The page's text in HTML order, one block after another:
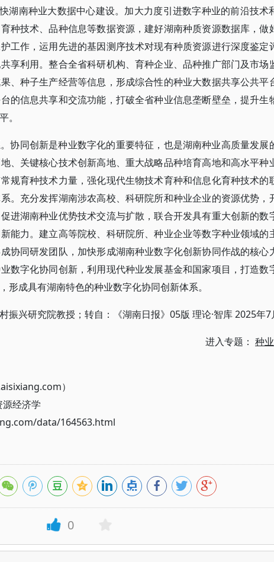
湖南种业大数据中心建设。加大力度引进数字种业的前沿技术
种技术、品种信息等数据资源，建好湖南种质资源数据库，做
工作，运用先进的基因测序技术对现有种质资源进行深度鉴定
享利用。整合全省科研机构、育种企业、品种推广部门及市场
、种子生产经营等信息，形成综合性的种业大数据共享公共平
的信息共享和交流功能，打破全省种业信息垄断壁垒，提升生
。
协同创新是种业数字化的重要特征，也是湖南种业高质量发展
、关键核心技术创新高地、重大战略品种培育高地和高水平种
规育种技术力量，强化现代生物技术育种和信息化育种技术的
。充分发挥湖南涉农高校、科研院所和种业企业的资源优势，
进湖南种业优势技术交流与扩散，联合开发具有重大创新的数
能力。建立高等院校、科研院所、种业企业等数字种业领域的
协同研发团队，加快形成湖南种业数字化创新协同作战的核心
数字化协同创新，利用现代种业发展基金和国家项目，打造数
形成具有湖南特色的种业数字化协同创新体系。
振兴研究院教授；转自：《湖南日报》05版 理论·智库 2025年7
进入专题： 种
）
经济学
data/164563.html
0